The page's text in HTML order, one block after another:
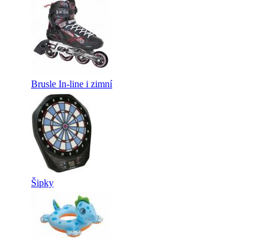
Brusle In-line i zimní
Šipky